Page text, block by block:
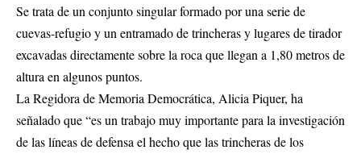
Se trata de un conjunto singular formado por una serie de
cuevas-refugio y un entramado de trincheras y lugares de tirador
excavadas directamente sobre la roca que llegan a 1,80 metros de
altura en algunos puntos.
La Regidora de Memoria Democrática, Alicia Piquer, ha
señalado que “es un trabajo muy importante para la investigación
de las líneas de defensa el hecho que las trincheras de los